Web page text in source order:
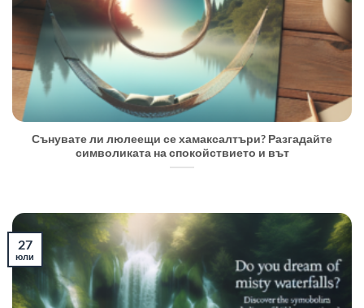
Сънувате ли люлеещи се хамаксалтъри? Разгадайте
символиката на спокойствието и вът
27
юли